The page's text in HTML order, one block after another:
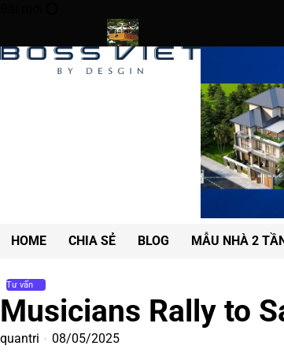
content
CitiesDrone Deliveries Expand to Remote
HOME CHIA SẺ BLOG MẪU NHÀ 2
Tư vấn
Musicians Rally to
quantri 08/05/2025